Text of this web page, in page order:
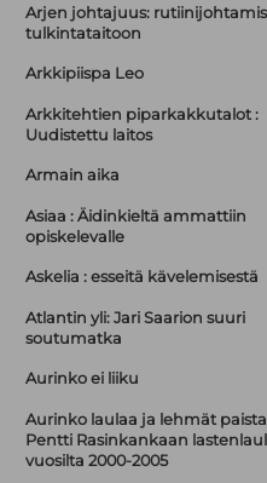
Arjen johtajuus:
tulkintataitoon
Arkkipiispa Leo
Arkkitehtien piparkakkutalot :
Uudistettu laitos
Armain aika
Asiaa : Äidinkieltä ammattiin
opiskelevalle
Askelia : esseitä kävelemisestä
Atlantin yli: Jari Saarion suuri
soutumatka
Aurinko ei liiku
Aurinko laulaa ja lehmät
Pentti Rasinkankaan
vuosilta 2000-2005